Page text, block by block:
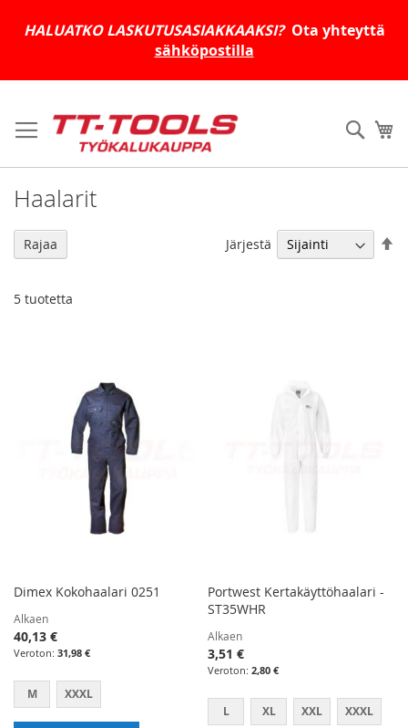
HALUATKO LASKUTUSASIAKKAAKSI?Ota yhteyttä
sähköpostilla
to
Content
Haku
Haalarit
5 tuotetta
Järjestä
Dimex Kokohaalari 0251
Alkaen
40,13 €
31,98 €
M XXXL
Portwest Kertakäyttöhaalari -
ST35WHR
Alkaen
3,51 €
2,80 €
L XL XXL XXXL
Rajaa